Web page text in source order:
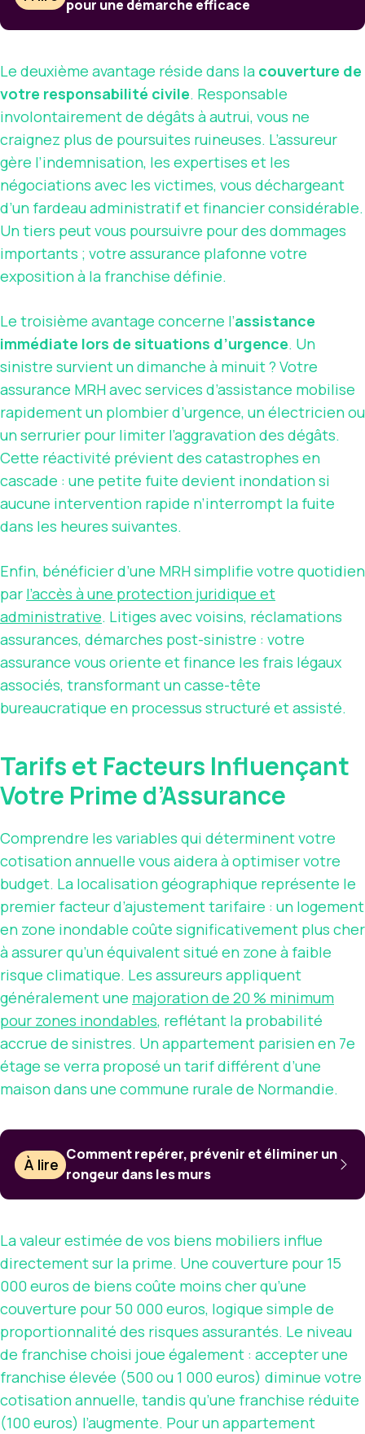
pour une démarche efficace
Le deuxième avantage réside dans la couverture de
votre responsabilité civile. Responsable
involontairement de dégâts à autrui, vous ne
craignez plus de poursuites ruineuses. L’assureur
gère l’indemnisation, les expertises et les
négociations avec les victimes, vous déchargeant
d’un fardeau administratif et financier considérable.
Un tiers peut vous poursuivre pour des dommages
importants ; votre assurance plafonne votre
exposition à la franchise définie.
Le troisième avantage concerne l’assistance
immédiate lors de situations d’urgence. Un
sinistre survient un dimanche à minuit ? Votre
assurance MRH avec services d’assistance mobilise
rapidement un plombier d’urgence, un électricien ou
un serrurier pour limiter l’aggravation des dégâts.
Cette réactivité prévient des catastrophes en
cascade : une petite fuite devient inondation si
aucune intervention rapide n’interrompt la fuite
dans les heures suivantes.
Enfin, bénéficier d’une MRH simplifie votre quotidien
par l’accès à une protection juridique et
administrative. Litiges avec voisins, réclamations
assurances, démarches post-sinistre : votre
assurance vous oriente et finance les frais légaux
associés, transformant un casse-tête
bureaucratique en processus structuré et assisté.
Tarifs et Facteurs Influençant
Votre Prime d’Assurance
Comprendre les variables qui déterminent votre
cotisation annuelle vous aidera à optimiser votre
budget. La localisation géographique représente le
premier facteur d’ajustement tarifaire : un logement
en zone inondable coûte significativement plus cher
à assurer qu’un équivalent situé en zone à faible
risque climatique. Les assureurs appliquent
généralement une majoration de 20 % minimum
pour zones inondables, reflétant la probabilité
accrue de sinistres. Un appartement parisien en 7e
étage se verra proposé un tarif différent d’une
maison dans une commune rurale de Normandie.
À lire
Comment repérer, prévenir et éliminer un
rongeur dans les murs
La valeur estimée de vos biens mobiliers influe
directement sur la prime. Une couverture pour 15
000 euros de biens coûte moins cher qu’une
couverture pour 50 000 euros, logique simple de
proportionnalité des risques assurantés. Le niveau
de franchise choisi joue également : accepter une
franchise élevée (500 ou 1 000 euros) diminue votre
cotisation annuelle, tandis qu’une franchise réduite
(100 euros) l’augmente. Pour un appartement